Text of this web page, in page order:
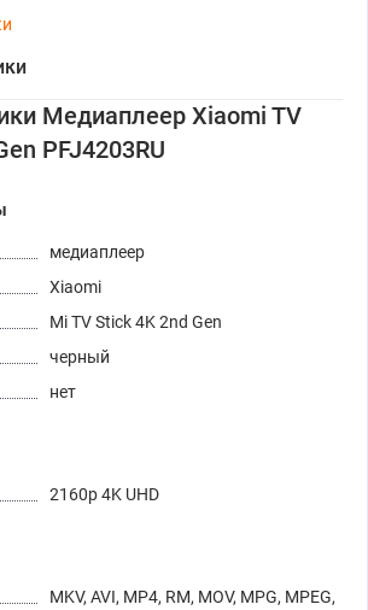
Медиаплеер Xiaomi TV
PFJ4203RU
медиаплеер
Xiaomi
Mi TV Stick 4K 2nd Gen
черный
нет
2160p 4K UHD
MKV, AVI, MP4, RM, MOV, MPG, MPEG,